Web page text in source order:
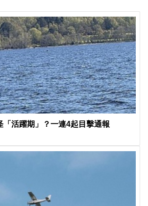
「活躍期」？一連4起目擊通報